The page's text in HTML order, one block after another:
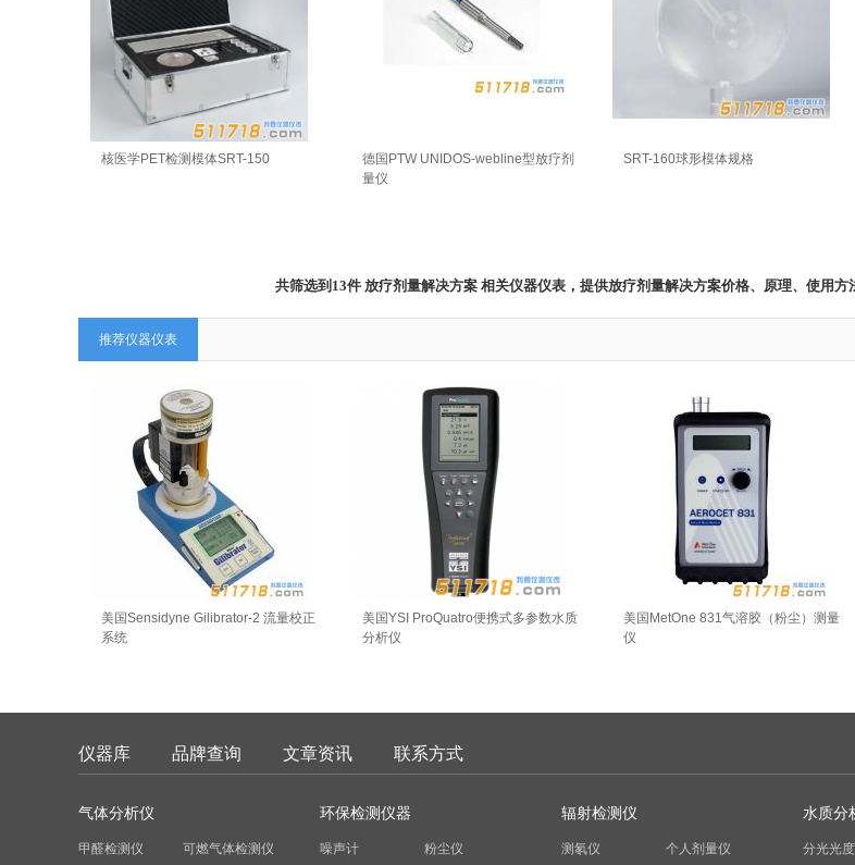
核医学PET检测模体SRT-150
德国PTW UNIDOS-webline型放疗剂
量仪
SRT-160球形模体规格
共筛选到13件 放疗剂量解决方案 相关仪器仪表，提供放疗剂量解决方案价格、原理、使用
推荐仪器仪表
美国Sensidyne Gilibrator-2 流量校正
系统
美国YSI ProQuatro便携式多参数水质
分析仪
美国MetOne 831气溶胶（粉尘）测量
仪
仪器库 品牌查询 文章资讯 联系方式
气体分析仪
甲醛检测仪 可燃气体检测仪
环保检测仪器
噪声计 粉尘仪
辐射检测仪
测氡仪 个人剂量仪
水质分
分光光